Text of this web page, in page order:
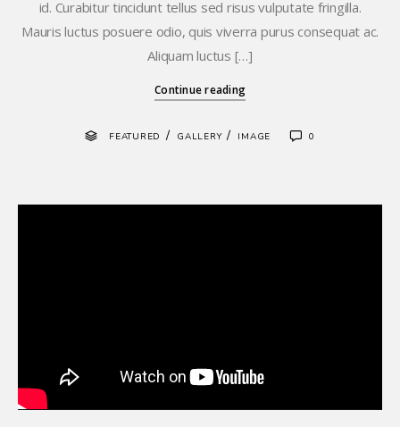
id. Curabitur tincidunt tellus sed risus vulputate fringilla.
Mauris luctus posuere odio, quis viverra purus consequat ac.
Aliquam luctus […]
Continue reading
FEATURED / GALLERY/ IMAGE 0